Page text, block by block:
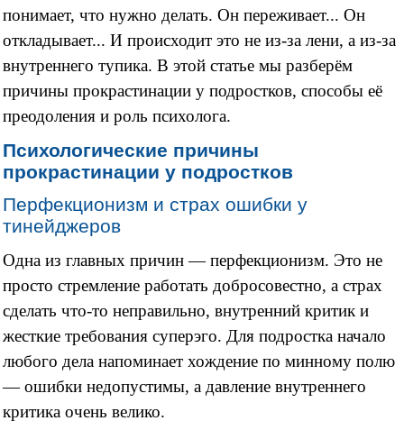
понимает, что нужно делать. Он переживает... Он
откладывает... И происходит это не из-за лени, а из-за
внутреннего тупика. В этой статье мы разберём
причины прокрастинации у подростков, способы её
преодоления и роль психолога.
Психологические причины
прокрастинации у подростков
Перфекционизм и страх ошибки у
тинейджеров
Одна из главных причин — перфекционизм. Это не
просто стремление работать добросовестно, а страх
сделать что-то неправильно, внутренний критик и
жесткие требования суперэго. Для подростка начало
любого дела напоминает хождение по минному полю
— ошибки недопустимы, а давление внутреннего
критика очень велико.